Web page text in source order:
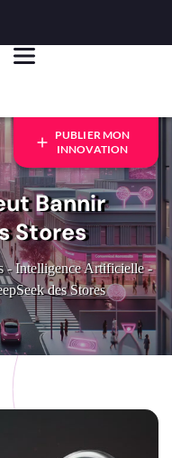
PUBLIER MON
INNOVATION
Bannir
Stores
- Intelligence Artificielle -
des Stores